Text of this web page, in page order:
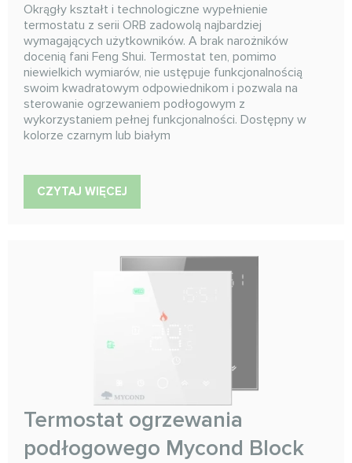
Okrągły kształt i technologiczne wypełnienie
termostatu z serii ORB zadowolą najbardziej
wymagających użytkowników. A brak narożników
docenią fani Feng Shui. Termostat ten, pomimo
niewielkich wymiarów, nie ustępuje funkcjonalnością
swoim kwadratowym odpowiednikom i pozwala na
sterowanie ogrzewaniem podłogowym z
wykorzystaniem pełnej funkcjonalności. Dostępny w
kolorze czarnym lub białym
CZYTAJ WIĘCEJ
Termostat ogrzewania
podłogowego Mycond Block